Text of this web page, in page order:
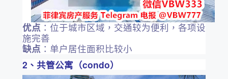
优点 ：位于城市区域，交通较为便利，各项设
施完善
缺点 ：单户居住面积比较小
2、共管公寓（condo）